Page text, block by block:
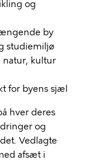
og
by
studiemiljø
natur, kultur
for byens sjæl
hver deres
og
Vedlagte
afsæt i